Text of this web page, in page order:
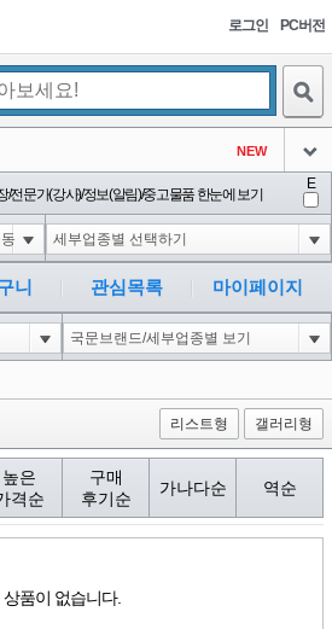
로그인 PC버전
NEW
아이콘
아이콘
아이콘
-16
아이콘
0
/전문가(강사)/정보(알림)/중고물품 한눈에 보기
E
니 관심목록 마이페이지
리스트형 갤러리형
높은
격순
구매
후기순
가나다순 역순
상품이 없습니다.